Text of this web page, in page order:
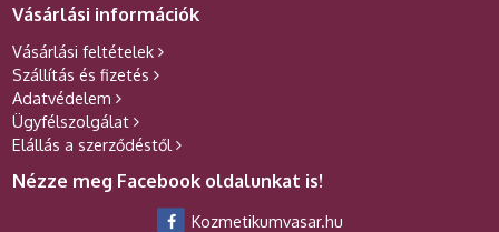
Vásárlási információk
Vásárlási feltételek
Szállítás és fizetés
Adatvédelem
Ügyfélszolgálat
Elállás a szerződéstől
Nézze meg Facebook oldalunkat is!
Kozmetikumvasar.hu